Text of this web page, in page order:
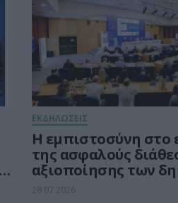
ΕΚΔΗΛΩΣΕΙΣ
Η εμπιστοσύνη στο
της ασφαλούς
αξιοποίησης των
δεδομένων
28.07.2026